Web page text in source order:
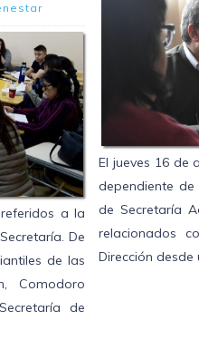
a la
De
de las
Comodoro
de
El jueves 16 de
dependiente de
de Secretaría
relacionados
Dirección